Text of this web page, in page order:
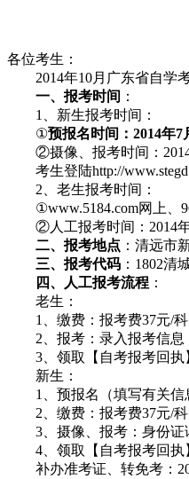
各位考生：
2014年10月广东省自学考
一、报考时间 ：
1、新生报考时间：
①预报名时间：2014年7
②摄像、报考时间：2014年
考生登陆http://
2、老生报考时间：
①www.5184.com网上、
②人工报考时间：2014年7
二、报考地点 ：清远市
三、报考代码 ：1802清
四、人工报考流程 ：
老生：
1、缴费：报考费37元/科
2、报考：录入报考信息
3、领取【自考报考回执】
新生：
1、预报名（填写有关信
2、缴费：报考费37元/科
3、摄像、报考：身份证读
4、领取【自考报考回执】
补办准考证、转免考：